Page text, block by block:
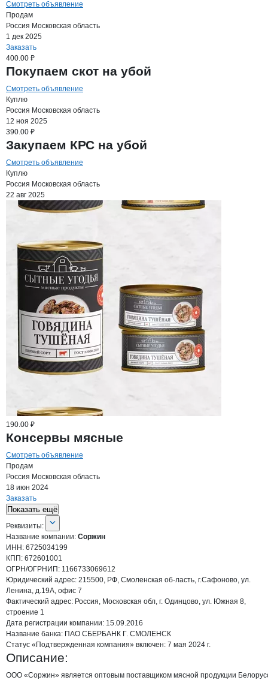
Смотреть объявление
Продам
Россия Московская область
1 дек 2025
Заказать
400.00 ₽
Покупаем скот на убой
Смотреть объявление
Куплю
Россия Московская область
12 ноя 2025
390.00 ₽
Закупаем КРС на убой
Смотреть объявление
Куплю
Россия Московская область
22 авг 2025
190.00 ₽
Консервы мясные
Смотреть объявление
Продам
Россия Московская область
18 июн 2024
Заказать
Показать ещё
О компании
Реквизиты
Реквизиты:
Название компании: Соржин
ИНН: 6725034199
КПП: 672601001
ОГРН/ОГРНИП: 1166733069612
Юридический адрес: 215500, РФ, Смоленская об-ласть, г.Сафоново, ул.
Ленина, д.19А, офис 7
Фактический адрес: Россия, Московская обл, г. Одинцово, ул. Южная 8,
строение 1
Дата регистрации компании: 15.09.2016
Название банка: ПАО СБЕРБАНК Г. СМОЛЕНСК
Статус «Подтвержденная компания» включен: 7 мая 2024 г.
Описание:
ООО «Соржин» является оптовым поставщиком мясной продукции